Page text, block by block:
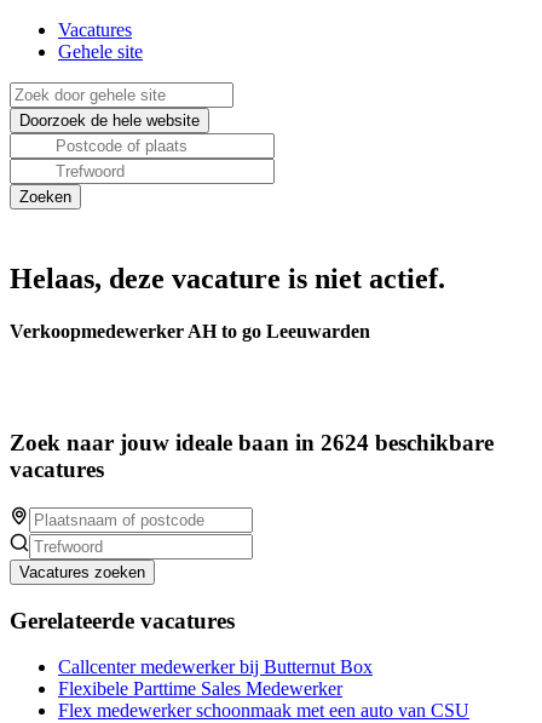
Vacatures
Gehele site
Helaas, deze vacature is niet actief.
Verkoopmedewerker AH to go Leeuwarden
Zoek naar jouw ideale baan in 2624 beschikbare
vacatures
Vacatures zoeken
Gerelateerde vacatures
Callcenter medewerker bij Butternut Box
Flexibele Parttime Sales Medewerker
Flex medewerker schoonmaak met een auto van CSU